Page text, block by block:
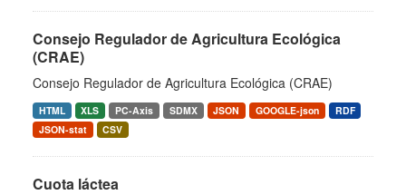
Consejo Regulador de Agricultura Ecológica
(CRAE)
Consejo Regulador de Agricultura Ecológica (CRAE)
HTML XLS PC-Axis SDMX JSON GOOGLE-json
RDF
JSON-stat
CSV
Cuota láctea